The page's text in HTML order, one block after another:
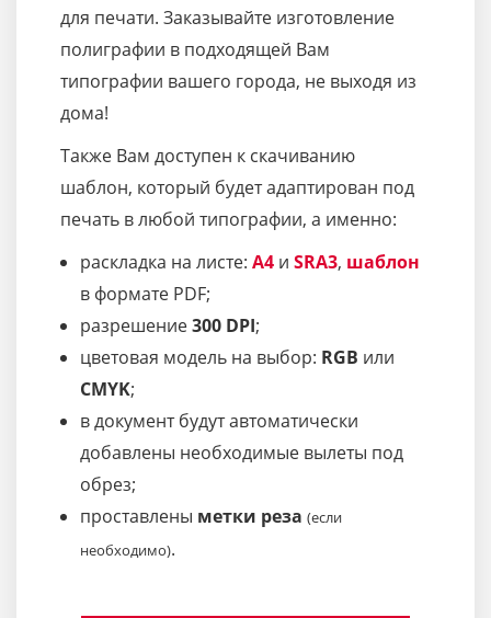
для печати. Заказывайте изготовление
полиграфии в подходящей Вам
типографии вашего города, не выходя из
дома!
Также Вам доступен к скачиванию
шаблон, который будет адаптирован под
печать в любой типографии, а именно:
раскладка на листе: A4 и SRA3, шаблон
в формате PDF;
разрешение300 DPI;
цветовая модель на выбор: RGB или
CMYK;
в документ будут автоматически
добавлены необходимые вылеты под
обрез;
проставлены метки реза (если
необходимо).